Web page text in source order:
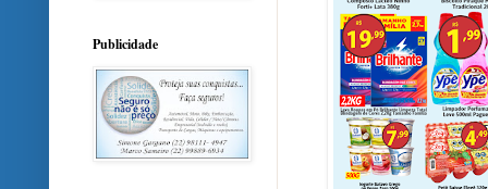
Publicidade